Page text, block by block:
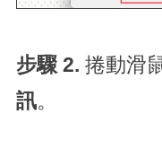
步驟 2. 捲動滑
訊。